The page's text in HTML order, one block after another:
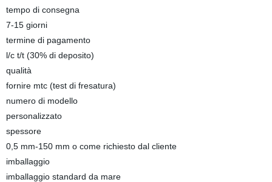
tempo di consegna
7-15 giorni
termine di pagamento
l/c t/t (30% di deposito)
qualità
fornire mtc (test di fresatura)
numero di modello
personalizzato
spessore
0,5 mm-150 mm o come richiesto dal cliente
imballaggio
imballaggio standard da mare